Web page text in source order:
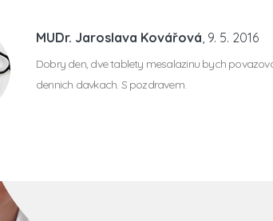
MUDr. Jaroslava Kovářová , 9. 5. 2016
Dobry den, dve tablety mesalazinu bych
dennich davkach. S pozdravem.